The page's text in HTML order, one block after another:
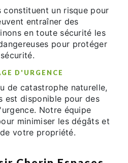
constituent un risque pour
entraîner des
en toute sécurité les
pour protéger
D'URGENCE
de catastrophe naturelle,
est disponible pour des
Notre équipe
minimiser les dégâts et
votre propriété.